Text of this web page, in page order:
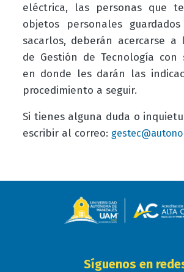
eléctrica, las personas que
objetos personales
sacarlos, deberán acercarse a
de Gestión de Tecnología con
en donde les darán las
procedimiento a seguir.
Si tienes alguna duda o
escribir al correo:
Síguenos en